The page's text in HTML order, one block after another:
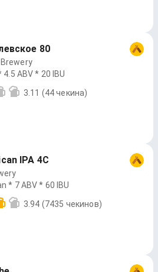
80
4.5 ABV * 20 IBU
3.11 (44 чекина)
IPA 4C
* 7 ABV * 60 IBU
3.94 (7435 чекинов)